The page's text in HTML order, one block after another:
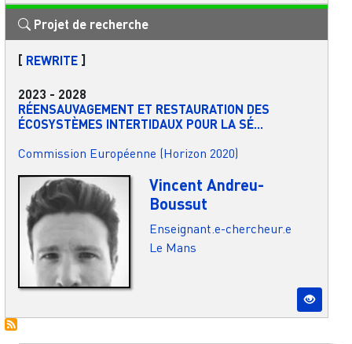
Projet de recherche
[ REWRITE]
2023 - 2028
RÉENSAUVAGEMENT ET RESTAURATION DES
ÉCOSYSTÈMES INTERTIDAUX POUR LA SÉ...
Commission Européenne (Horizon 2020)
Vincent Andreu-
Boussut
Enseignant.e-chercheur.e
Le Mans